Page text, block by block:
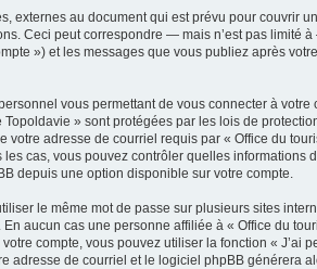
externes au document qui est prévu pour couvrir
Ceci peut correspondre — mais n’est pas limité
») et les messages que vous publiez après
vous permettant de vous connecter à
» sont protégées par les lois de
votre adresse de courriel requis par « Office du
cas, vous pouvez contrôler quelles informations
depuis une option disponible sur votre compte.
le même mot de passe sur plusieurs sites
aucun cas une personne affiliée à « Office du
compte, vous pouvez utiliser la fonction « J’ai
adresse de courriel et le logiciel phpBB générera